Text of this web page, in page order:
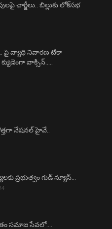
ఛార్జీలు.. బిల్లుకు లోక్‌సభ
పై వ్యాధి నివారణ టీకా
వాక్సిన్…..
నేషనల్ హైవే..
ప్రభుత్వం గుడ్ న్యూస్…
సమాజ సేవలో….